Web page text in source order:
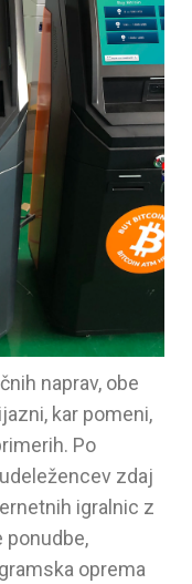
naprav, obe
kar pomeni,
Po
zdaj
igralnic z
ponudbe,
oprema